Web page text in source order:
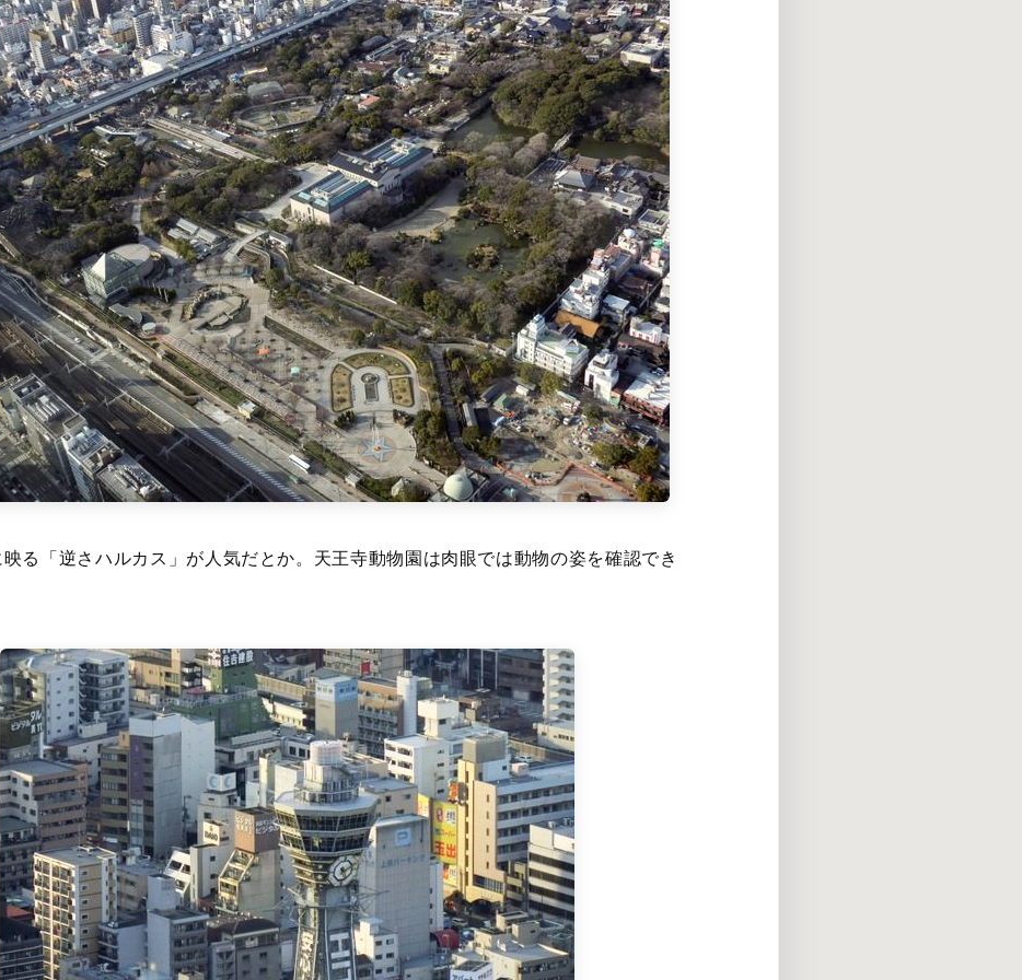
る「逆さハルカス」が人気だとか。天王寺動物園は肉眼では動物の姿を確認でき